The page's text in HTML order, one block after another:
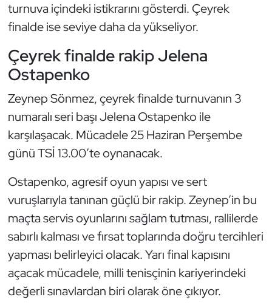
turnuva içindeki istikrarını gösterdi. Çeyrek
finalde ise seviye daha da yükseliyor.
Çeyrek finalde rakip Jelena
Ostapenko
Zeynep Sönmez, çeyrek finalde turnuvanın 3
numaralı seri başı Jelena Ostapenko ile
karşılaşacak. Mücadele 25 Haziran Perşembe
günü TSİ 13.00’te oynanacak.
Ostapenko, agresif oyun yapısı ve sert
vuruşlarıyla tanınan güçlü bir rakip. Zeynep’in bu
maçta servis oyunlarını sağlam tutması, rallilerde
sabırlı kalması ve fırsat toplarında doğru tercihleri
yapması belirleyici olacak. Yarı final kapısını
açacak mücadele, milli tenisçinin kariyerindeki
değerli sınavlardan biri olarak öne çıkıyor.
Hentbol
Judo ve Kuraş
Kano ve Rafting
Karate
Kempo
Kürek
Masa Tenisi